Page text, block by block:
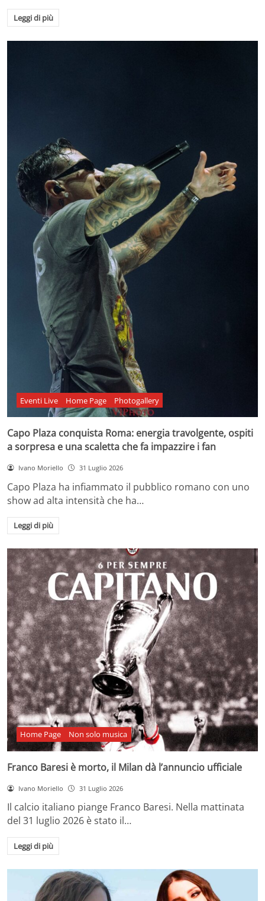
Leggi di più
Eventi Live Home Page Photogallery
Capo Plaza conquista Roma: energia travolgente, ospiti
a sorpresa e una scaletta che fa impazzire i fan
Ivano Moriello 31 Luglio 2026
Capo Plaza ha infiammato il pubblico romano con uno
show ad alta intensità che ha…
Leggi di più
Home Page Non solo musica
Franco Baresi è morto, il Milan dà l’annuncio ufficiale
Ivano Moriello 31 Luglio 2026
Il calcio italiano piange Franco Baresi. Nella mattinata
del 31 luglio 2026 è stato il…
Leggi di più